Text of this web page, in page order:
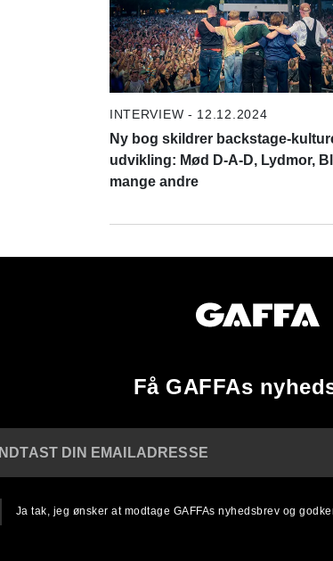
INTERVIEW - 12.12.2024
Ny bog skildrer backstage-
udvikling: Mød D-A-D, Lydmor,
mange andre
Få GAFFAs
INDTAST DIN EMAILADRESSE
Ja tak, jeg ønsker at modtage GAFFAs nyhedsbrev og